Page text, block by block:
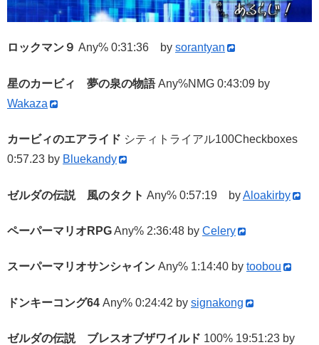
ロックマン９ Any% 0:31:36 by sorantyan
星のカービィ 夢の泉の物語Any%NMG 0:43:09 by
Wakaza
カービィのエアライド シティトライアル100Checkboxes
0:57.23 by Bluekandy
ゼルダの伝説 風のタクト Any% 0:57:19 byAloakirby
ペーパーマリオRPGAny% 2:36:48 by Celery
スーパーマリオサンシャイン Any% 1:14:40 by toobou
ドンキーコング64 Any% 0:24:42 by signakong
ゼルダの伝説 ブレスオブザワイルド 100% 19:51:23 by